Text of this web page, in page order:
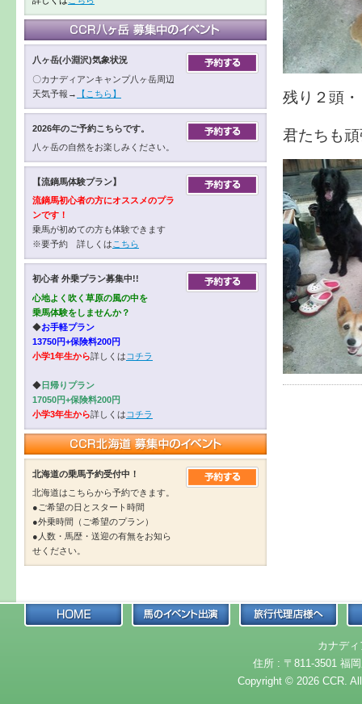
残り２頭
君たちも
八ヶ岳(小淵沢)気象状況
〇カナディアンキャンプ八ヶ岳周辺
天気予報→
【こちら】
2026年のご予約こちらです。
八ヶ岳の自然をお楽しみください。
【流鏑馬体験プラン】
流鏑馬初心者の方にオススメのプラ
ンです！
乗馬が初めての方も体験できます
※要予約 詳しくは こちら
初心者 外乗プラン募集中!!
心地よく吹く草原の風の中を
乗馬体験をしませんか？
◆お手軽プラン
13750円+保険料200円
小学1年生から詳しくは コチラ
◆日帰りプラン
17050円+保険料200円
小学3年生から詳しくは コチラ
北海道の乗馬予約受付中！
北海道はこちらから予約できます。
●ご希望の日とスタート時間
●外乗時間（ご希望のプラン）
●人数・馬歴・送迎の有無をお知ら
せください。
カナデ
住所 : 〒811-3501 福
Copyright © 2026 CCR.